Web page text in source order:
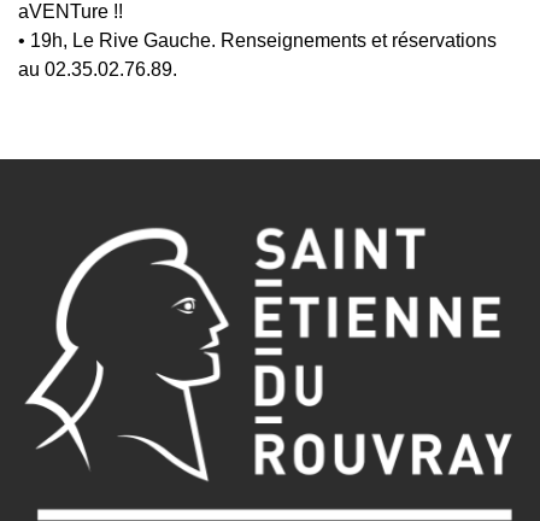
aVENTure !!
• 19h, Le Rive Gauche. Renseignements et réservations
au 02.35.02.76.89.